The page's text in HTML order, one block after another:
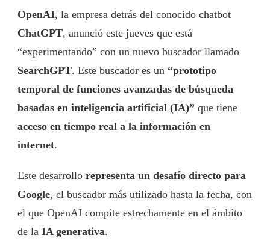
OpenAI, la empresa detrás del conocido chatbot
ChatGPT, anunció este jueves que está
“experimentando” con un nuevo buscador llamado
SearchGPT. Este buscador es un “prototipo
temporal de funciones avanzadas de búsqueda
basadas en inteligencia artificial (IA)” que tiene
acceso en tiempo real a la información en
internet.
Este desarrollo representa un desafío directo para
Google, el buscador más utilizado hasta la fecha, con
el que OpenAI compite estrechamente en el ámbito
de la IA generativa.